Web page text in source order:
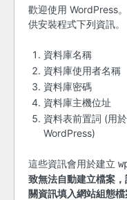
開
始
之
前
歡迎使用 WordPress
供安裝程式下列資訊。
資料庫名稱
資料庫使用者名稱
資料庫密碼
資料庫主機位址
資料表前置詞 (用
WordPress)
這些資訊會用於建立
致無法自動建立檔案
關資訊填入網站組態